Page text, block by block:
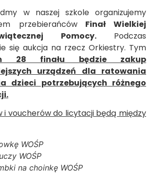
w naszej szkole organizujemy
przebierańcówFinał Wielkiej
Pomocy.Podczas
się aukcja na rzecz Orkiestry. Tym
28 finału będzie zakup
urządzeń dla ratowania
dzieci potrzebujących różnego
i voucherów do licytacji będą między
WOŚP
WOŚP
na choinkę WOŚP